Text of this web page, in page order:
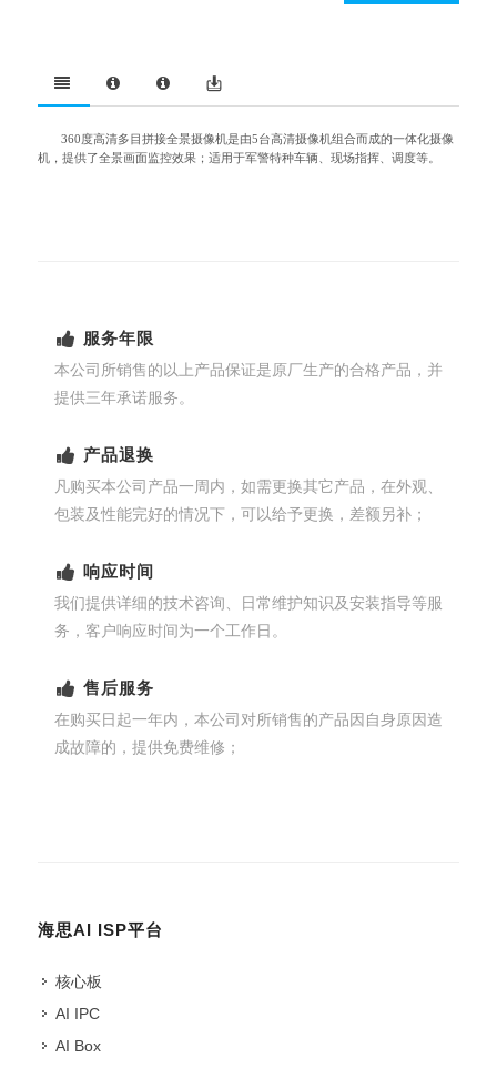
360度高清多目拼接全景摄像机是由5台高清摄像机组合而成的一体化摄像
机，提供了全景画面监控效果；适用于军警特种车辆、现场指挥、调度等。
服务年限
本公司所销售的以上产品保证是原厂生产的合格产品，并
提供三年承诺服务。
产品退换
凡购买本公司产品一周内，如需更换其它产品，在外观、
包装及性能完好的情况下，可以给予更换，差额另补；
响应时间
我们提供详细的技术咨询、日常维护知识及安装指导等服
务，客户响应时间为一个工作日。
售后服务
在购买日起一年内，本公司对所销售的产品因自身原因造
成故障的，提供免费维修；
海思AI ISP平台
核心板
AI IPC
AI Box